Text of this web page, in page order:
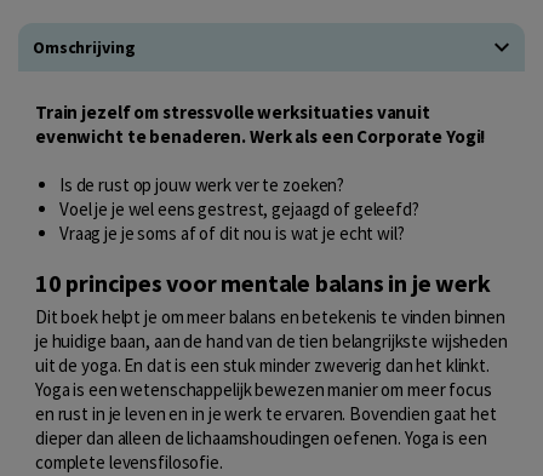
Omschrijving
Train jezelf om stressvolle werksituaties vanuit
evenwicht te benaderen. Werk als een Corporate Yogi!
Is de rust op jouw werk ver te zoeken?
Voel je je wel eens gestrest, gejaagd of geleefd?
Vraag je je soms af of dit nou is wat je echt wil?
10 principes voor mentale balans in je werk
Dit boek helpt je om meer balans en betekenis te vinden binnen
je huidige baan, aan de hand van de tien belangrijkste wijsheden
uit de yoga. En dat is een stuk minder zweverig dan het klinkt.
Yoga is een wetenschappelijk bewezen manier om meer focus
en rust in je leven en in je werk te ervaren. Bovendien gaat het
dieper dan alleen de lichaamshoudingen oefenen. Yoga is een
complete levensfilosofie.